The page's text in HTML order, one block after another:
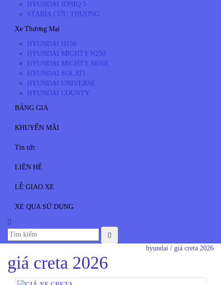
HYUNDAI IONIQ 5
STARIA CỨU THƯƠNG
Xe Thương Mại
HYUNDAI H150
HYUNDAI MIGHTY N250
HYUNDAI MIGHTY N650L
HYUNDAI SOLATI
HYUNDAI UNIVERSE
HYUNDAI COUNTY
BẢNG GIÁ
KHUYẾN MÃI
Tin tức
LIÊN HỆ
LỄ GIAO XE
XE QUA SỬ DỤNG
giá creta 2026
hyundai / giá creta 2026